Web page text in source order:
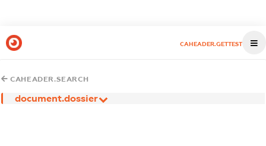
CAHEADER.GETTEST
CAHEADER.SEARCH
document.dossier